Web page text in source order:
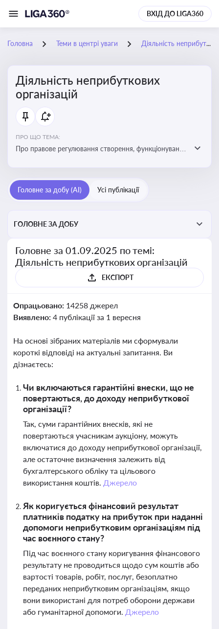
ВХІД ДО LIGA360
Головна Теми в центрі уваги Діяльність неприбуткових організацій
Діяльність неприбуткових
організацій
ПРО ЩО ТЕМА:
Про правове регулювання створення, функціонування
Головне за добу (AI) Усі публікації
ГОЛОВНЕ ЗА ДОБУ
Головне за 01.09.2025 по темі:
Діяльність неприбуткових організацій
ЕКСПОРТ
Опрацьовано: 14258 джерел
Виявлено: 4 публікації за 1 вересня
На основі зібраних матеріалів ми сформували
короткі відповіді на актуальні запитання. Ви
дізнаєтесь:
Чи включаються гарантійні внески, що не
повертаються, до доходу неприбуткової
організації?
Так, суми гарантійних внесків, які не
повертаються учасникам аукціону, можуть
включатися до доходу неприбуткової організації,
але остаточне визначення залежить від
бухгалтерського обліку та цільового
використання коштів. Джерело
Як коригується фінансовий результат
платників податку на прибуток при наданні
допомоги неприбутковим організаціям під
час воєнного стану?
Під час воєнного стану коригування фінансового
результату не проводиться щодо сум коштів або
вартості товарів, робіт, послуг, безоплатно
переданих неприбутковим організаціям, якщо
вони використані для потреб оборони держави
або гуманітарної допомоги. Джерело